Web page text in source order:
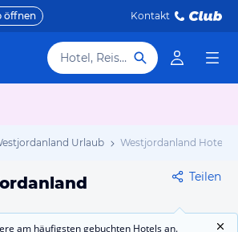
öffnen Kontakt
Hotel, Reiseziel
Urlaub Westjordanland Hotels
Teilen
am häufigsten gebuchten Hotels an.